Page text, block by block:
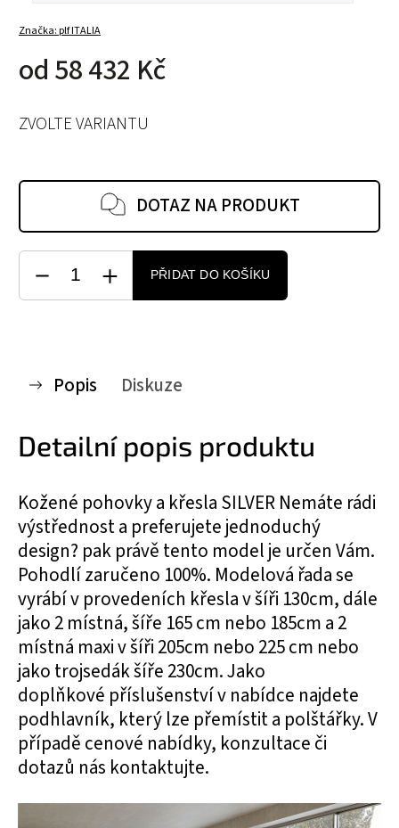
Značka:plf ITALIA
od58 432 Kč
ZVOLTE VARIANTU
DOTAZ NA PRODUKT
PŘIDAT DO KOŠÍKU
Popis Diskuze
Detailní popis produktu
Kožené pohovky a křesla SILVER Nemáte rádi
výstřednost a preferujete jednoduchý
design? pak právě tento model je určen Vám.
Pohodlí zaručeno 100%. Modelová řada se
vyrábí v provedeních křesla v šíři 130cm, dále
jako 2 místná, šíře 165 cm nebo 185cm a 2
místná maxi v šíři 205cm nebo 225 cm nebo
jako trojsedák šíře 230cm. Jako
doplňkové příslušenství v nabídce najdete
podhlavník, který lze přemístit a polštářky. V
případě cenové nabídky, konzultace či
dotazů nás kontaktujte.